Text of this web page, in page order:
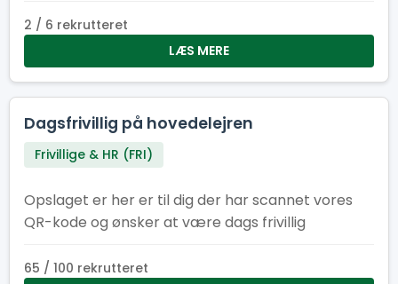
2 / 6 rekrutteret
LÆS MERE
Dagsfrivillig på hovedelejren
Frivillige & HR (FRI)
Opslaget er her er til dig der har scannet vores
QR-kode og ønsker at være dags frivillig
65 / 100 rekrutteret